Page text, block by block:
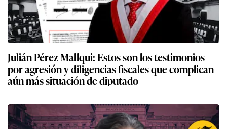
Julián Pérez Mallqui: Estos son los testimonios
por agresión y diligencias fiscales que complican
aún más situación de diputado